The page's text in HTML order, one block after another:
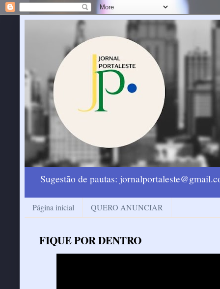
Sugestão de pautas:
Página inicial QUERO ANUNCIAR
FIQUE POR DENTRO